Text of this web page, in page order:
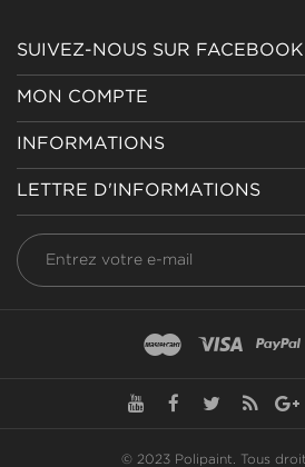
SUIVEZ-NOUS SUR FACEBOOK
MON COMPTE
INFORMATIONS
LETTRE D'INFORMATIONS
© 2023 Polipaint. Tous